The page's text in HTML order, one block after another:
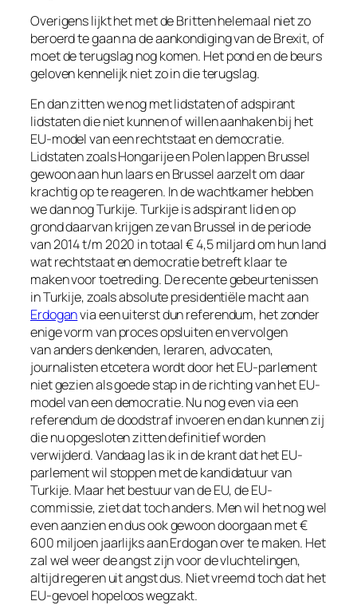
Overigens lijkt het met de Britten helemaal niet zo
beroerd te gaan na de aankondiging van de Brexit, of
moet de terugslag nog komen. Het pond en de beurs
geloven kennelijk niet zo in die terugslag.
En dan zitten we nog met lidstaten of adspirant
lidstaten die niet kunnen of willen aanhaken bij het
EU-model van een rechtstaat en democratie.
Lidstaten zoals Hongarije en Polen lappen Brussel
gewoon aan hun laars en Brussel aarzelt om daar
krachtig op te reageren. In de wachtkamer hebben
we dan nog Turkije. Turkije is adspirant lid en op
grond daarvan krijgen ze van Brussel in de periode
van 2014 t/m 2020 in totaal € 4,5 miljard om hun land
wat rechtstaat en democratie betreft klaar te
maken voor toetreding. De recente gebeurtenissen
in Turkije, zoals absolute presidentiële macht aan
Erdoganvia een uiterst dun referendum, het zonder
enige vorm van proces opsluiten en vervolgen
van anders denkenden, leraren, advocaten,
journalisten etcetera wordt door het EU-parlement
niet gezien als goede stap in de richting van het EU-
model van een democratie. Nu nog even via een
referendum de doodstraf invoeren en dan kunnen zij
die nu opgesloten zitten definitief worden
verwijderd. Vandaag las ik in de krant dat het EU-
parlement wil stoppen met de kandidatuur van
Turkije. Maar het bestuur van de EU, de EU-
commissie, ziet dat toch anders. Men wil het nog wel
even aanzien en dus ook gewoon doorgaan met €
600 miljoen jaarlijks aan Erdogan over te maken. Het
zal wel weer de angst zijn voor de vluchtelingen,
altijd regeren uit angst dus. Niet vreemd toch dat het
EU-gevoel hopeloos wegzakt.